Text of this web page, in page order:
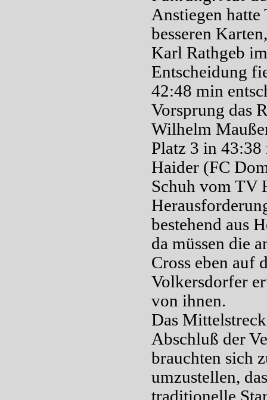
Anstiegen hatte
besseren
Karl Rathgeb
Entscheidung
42:48 min
Vorsprung das
Wilhelm
Platz 3 in
Haider (FC
Schuh vom TV
bestehend aus
da müssen die
Cross eben auf
Volkersdorfer
von ihnen.
Das
Abschluß der
brauchten sich
umzustellen,
traditionelle